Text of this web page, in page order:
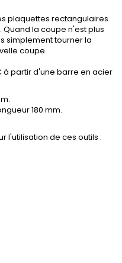
plaquettes rectangulaires
Quand la coupe n'est plus
simplement tourner la
coupe.
à partir d'une barre en acier
180 mm.
l'utilisation de ces outils :